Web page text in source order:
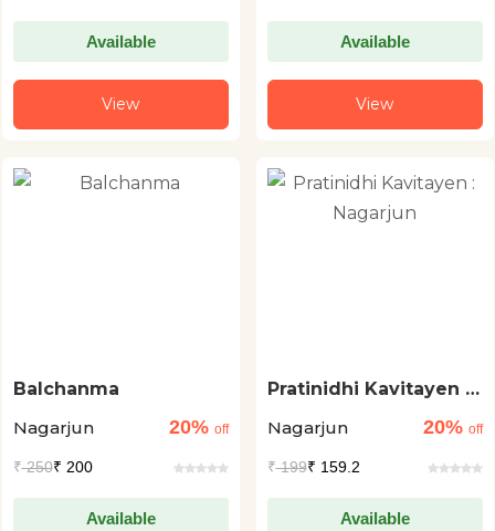
Available
View
Available
View
Balchanma
Nagarjun
20% off
₹250₹ 200
Available
Pratinidhi Kavitayen :
Nagarjun
20% off
₹199₹ 159.2
Available